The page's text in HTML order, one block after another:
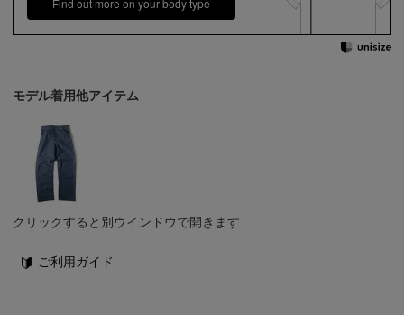
Find out more on your body type
モデル着用他アイテム
クリックすると別ウインドウで開きます
ご利用ガイド